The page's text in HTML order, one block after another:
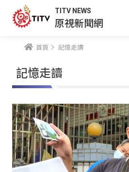
TITV NEWS
原視新聞網
首頁 記憶走讀
記憶走讀